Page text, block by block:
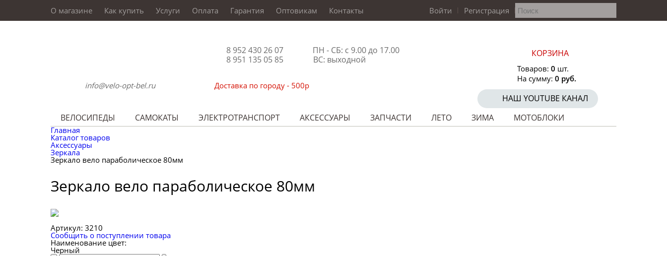
О магазине Как купить Услуги Оплата Гарантия Оптовикам Контакты Войти Регистрация
info@velo-opt-bel.ru
ПН - СБ: с 9.00 до 17.00
ВС: выходной
8 952 430 26 07
8 951 135 05 85
Доставка по городу - 500р
КОРЗИНА
Товаров: 0 шт.
На сумму: 0 руб.
НАШ YOUTUBE КАНАЛ
ВЕЛОСИПЕДЫ
САМОКАТЫ ЭЛЕКТРОТРАНСПОРТ АКСЕССУАРЫ ЗАПЧАСТИ ЛЕТО ЗИМА МОТОБЛОКИ
Главная
Каталог товаров
Аксессуары
Зеркала
Зеркало вело параболическое 80мм
Зеркало вело параболическое 80мм
Артикул: 3210
Сообщить о поступлении товара
Наименование цвет:
Черный